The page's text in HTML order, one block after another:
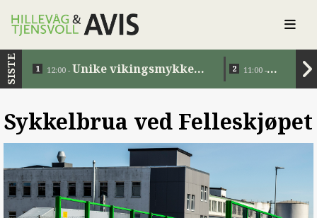
SISTE 12:00 - Unike vikingsmykker
11:00 -
Sykkelbrua ved Felleskjøpet